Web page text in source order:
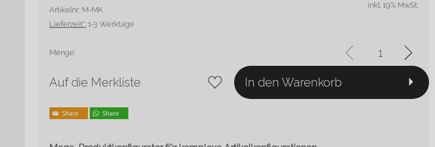
Artikelnr.: M-MK
Lieferzeit*: 1-3 Werktage
inkl. 19% MwSt.
Menge:
Auf die Merkliste In den Warenkorb